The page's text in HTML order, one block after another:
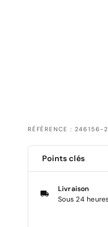
RÉFÉRENCE :
Points clés
Livraison
Sous 24